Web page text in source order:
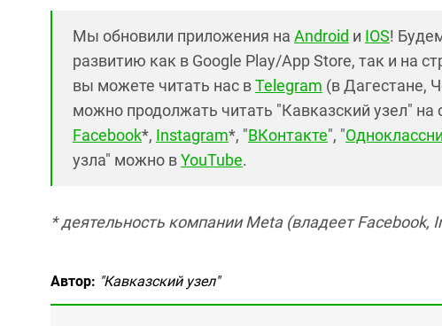
Мы обновили приложения на Android и IOS!
развитию как в Google Play/App Store, так и на
вы можете читать нас вTelegram (в Дагестане,
можно продолжать читать "Кавказский узел" на
Facebook*, Instagram*, "ВКонтакте", "
узла" можно вYouTube.
* деятельность компании Meta (владеет
Автор: "Кавказский узел"